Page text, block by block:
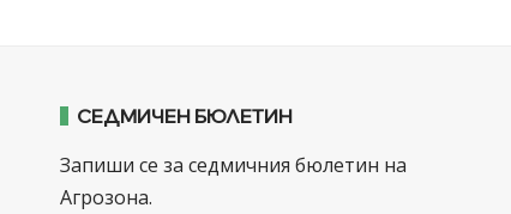
СЕДМИЧЕН БЮЛЕТИН
Запиши се за седмичния бюлетин на
Агрозона.